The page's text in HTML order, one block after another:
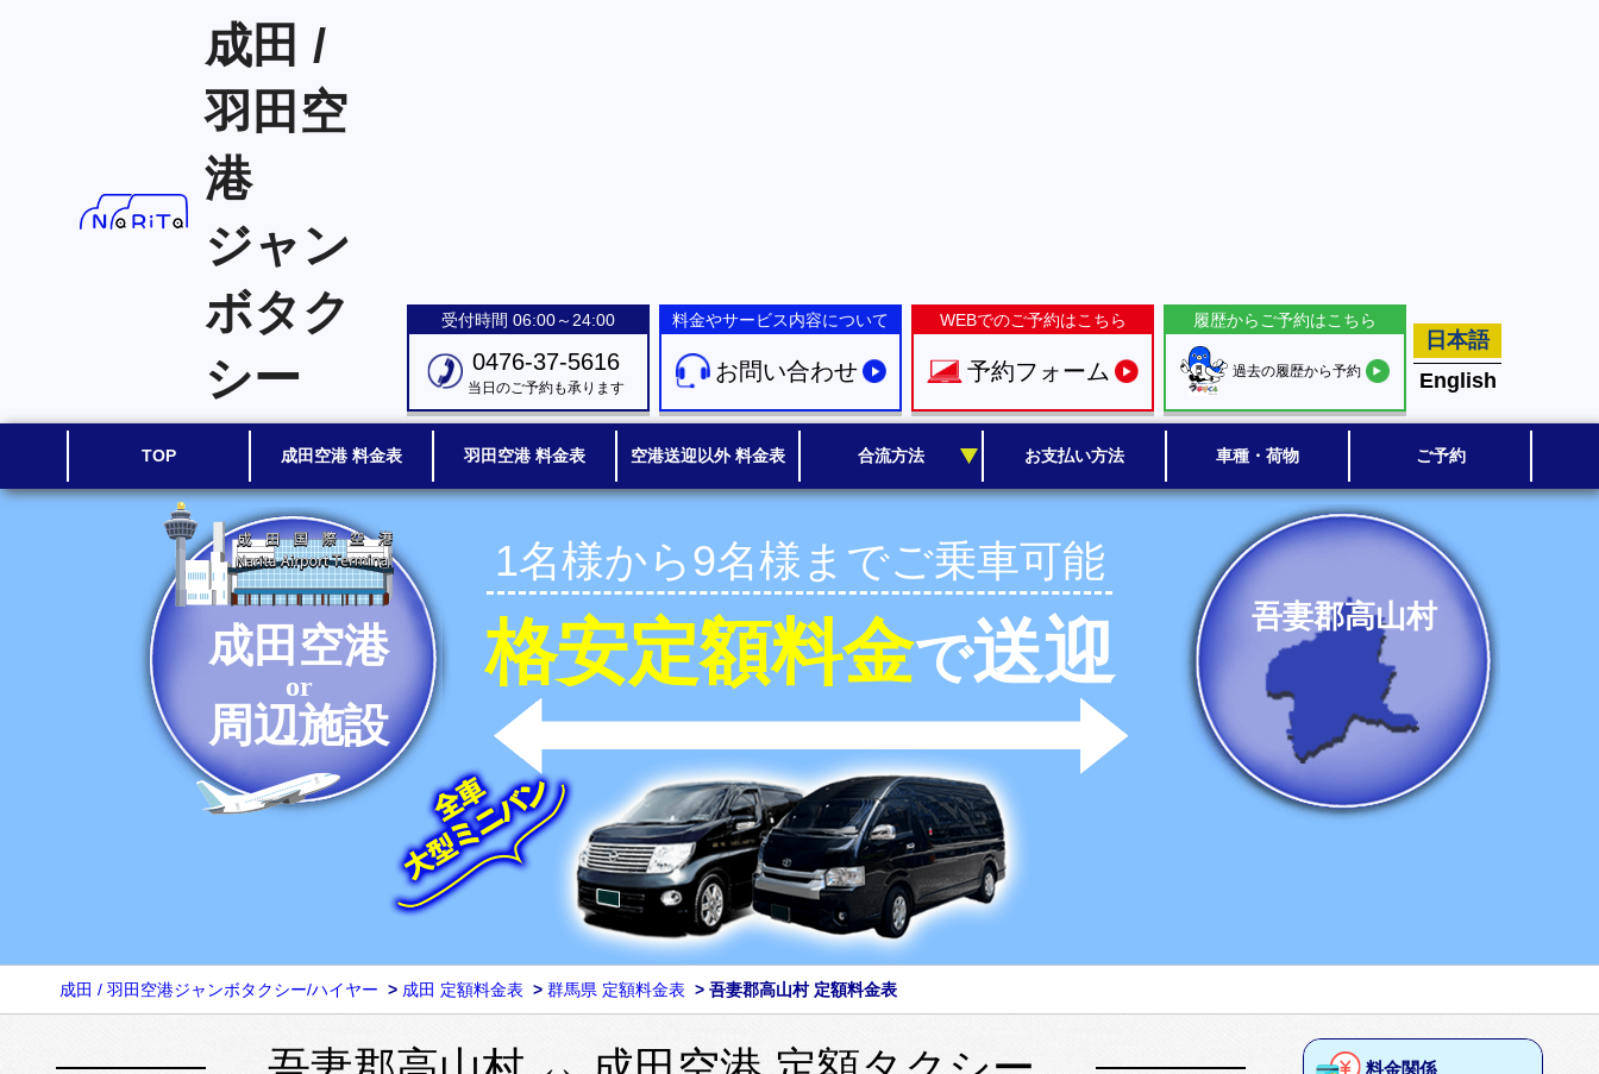
成田 /
羽田空
港
ジャン
ボタク
シー
受付時間 06:00～24:00
0476-37-5616
当日のご予約も承ります
料金やサービス内容について
お問い合わせ
WEBでのご予約はこちら
予約フォーム
履歴からご予約はこちら
過去の履歴から予約
日本語
English
TOP 成田空港 料金表 羽田空港 料金表 空港送迎以外 料金表 合流方法 お支払い方法 車種・荷物 ご予約
成田空港
or
周辺施設
吾妻郡高山村
1名様から9名様までご乗車可能
格安定額料金で送迎
成田 / 羽田空港ジャンボタクシー/ハイヤー > 成田 定額料金表 > 群馬県 定額料金表 > 吾妻郡高山村 定額料金表
料金関係